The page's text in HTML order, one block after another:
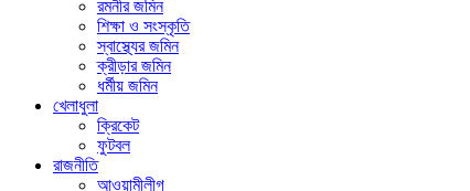
রমনীর জমিন
শিক্ষা ও সংস্কৃতি
স্বাস্থ্যের জমিন
ক্রীড়ার জমিন
ধর্মীয় জমিন
খেলাধুলা
ক্রিকেট
ফুটবল
রাজনীতি
আওয়ামীলীগ